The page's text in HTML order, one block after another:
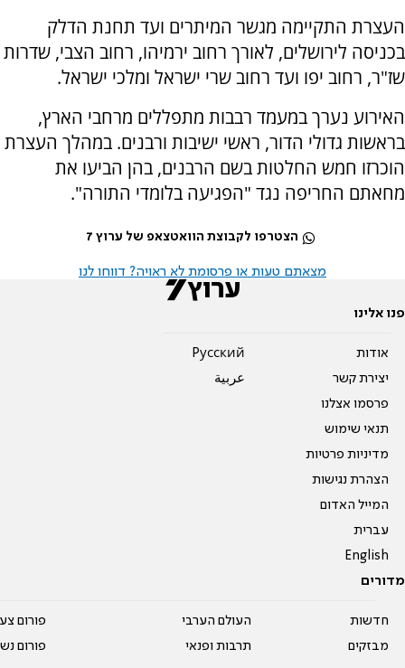
העצרת התקיימה מגשר המיתרים ועד תחנת הדלק
בכניסה לירושלים, לאורך רחוב ירמיהו, רחוב הצבי, שדרות
שז"ר, רחוב יפו ועד רחוב שרי ישראל ומלכי ישראל.
האירוע נערך במעמד רבבות מתפללים מרחבי הארץ,
בראשות גדולי הדור, ראשי ישיבות ורבנים. במהלך העצרת
הוכרזו חמש החלטות בשם הרבנים, בהן הביעו את
מחאתם החריפה נגד "הפגיעה בלומדי התורה".
הצטרפו לקבוצת הוואטצאפ של ערוץ 7
מצאתם טעות או פרסומת לא ראויה? דווחו לנו
פנו אלינו
אודות
יצירת קשר
פרסמו אצלנו
תנאי שימוש
מדיניות פרטיות
הצהרת נגישות
המייל האדום
עברית
English
Pусский
عربية
מדורים
חדשות
מבזקים
העולם הערבי
תרבות ופנאי
פורום
פורום